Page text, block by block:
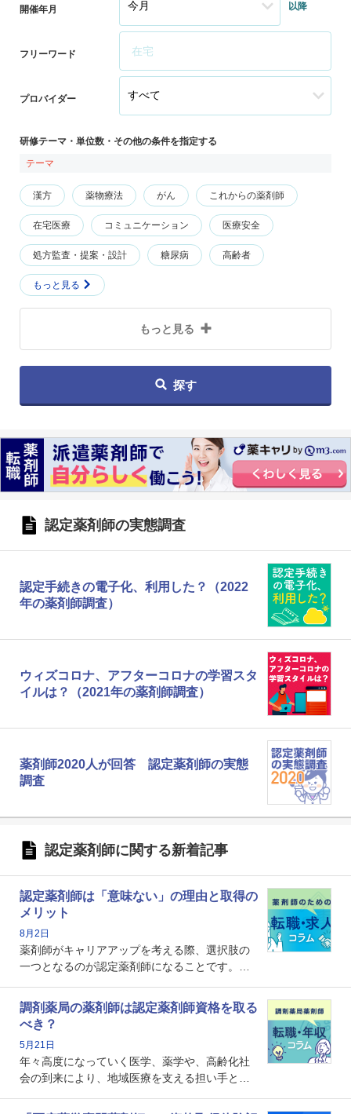
開催年月 以降
フリーワード
プロバイダー
研修テーマ・単位数・その他の条件を指定する
テーマ
漢方 薬物療法 がん これからの薬剤師
在宅医療 コミュニケーション 医療安全
処方監査・提案・設計 糖尿病 高齢者
もっと見る
もっと見る
探す
認定薬剤師の実態調査
認定手続きの電子化、利用した？（2022
年の薬剤師調査）
ウィズコロナ、アフターコロナの学習スタ
イルは？（2021年の薬剤師調査）
薬剤師2020人が回答 認定薬剤師の実態
調査
認定薬剤師に関する新着記事
認定薬剤師は「意味ない」の理由と取得の
メリット
8月2日
薬剤師がキャリアアップを考える際、選択肢の
一つとなるのが認定薬剤師になることです。し
という声を聞いたことがあるかもしれません。
本記事では、認定薬剤師が「意味ない」といわ
れる理由や、取得するメリット、年収・キャリ
アへの影響を解説します。
調剤薬局の薬剤師は認定薬剤師資格を取る
べき？
5月21日
年々高度になっていく医学、薬学や、高齢化社
会の到来により、地域医療を支える担い手とし
で、重要度が増しているのが認定薬剤師という